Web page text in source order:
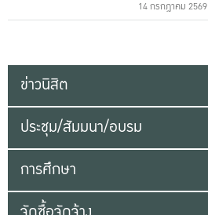
14 กรกฎาคม 2569
ข่าวนิสิต
ประชุม/สัมมนา/อบรม
การศึกษา